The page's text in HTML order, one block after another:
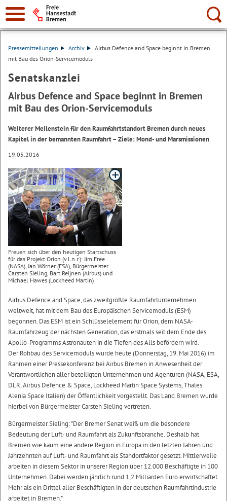
Suche:
Pressemitteilungen Archiv
Airbus Defence and Space beginnt in Bremen
mit Bau des Orion-Servicemoduls
Senatskanzlei
Airbus Defence and Space beginnt in Bremen
mit Bau des Orion-Servicemoduls
Weiterer Meilenstein für den Raumfahrtstandort Bremen durch neues
Kapitel in der bemannten Raumfahrt – Ziele: Mond- und Marsmissionen
19.05.2016
Freuen sich über den heutigen Startschuss
für das Projekt Orion (v.l.n.r.): Jim Free
(NASA), Jan Wörner (ESA), Bürgermeister
Carsten Sieling, Bart Reijnen (Airbus) und
Michael Hawes (Lockheed Martin)
Airbus Defence and Space, das zweitgrößte Raumfahrtunternehmen
weltweit, hat mit dem Bau des Europäischen Servicemoduls (ESM)
begonnen. Das ESM ist ein Schlüsselelement für Orion, dem NASA-
Raumfahrzeug der nächsten Generation, das erstmals seit dem Ende des
Apollo-Programms Astronauten in die Tiefen des Alls befördern wird.
Der Rohbau des Servicemoduls wurde heute (Donnerstag, 19. Mai 2016) im
Rahmen einer Pressekonferenz bei Airbus Bremen in Anwesenheit der
Verantwortlichen aller beteiligten Unternehmen und Agenturen (NASA, ESA,
DLR, Airbus Defence & Space, Lockheed Martin Space Systems, Thales
Alenia Space Italien) der Öffentlichkeit vorgestellt. Das Land Bremen wurde
hierbei von Bürgermeister Carsten Sieling vertreten.
Bürgermeister Sieling: "Der Bremer Senat weiß um die besondere
Bedeutung der Luft- und Raumfahrt als Zukunftsbranche. Deshalb hat
Bremen wie kaum eine andere Region in Europa in den letzten Jahren und
Jahrzehnten auf Luft- und Raumfahrt als Standortfaktor gesetzt. Mittlerweile
arbeiten in diesem Sektor in unserer Region über 12.000 Beschäftigte in 100
Unternehmen. Dabei werden jährlich rund 1,2 Milliarden Euro erwirtschaftet.
Mehr als ein Drittel aller Beschäftigten in der deutschen Raumfahrtindustrie
arbeitet in Bremen."